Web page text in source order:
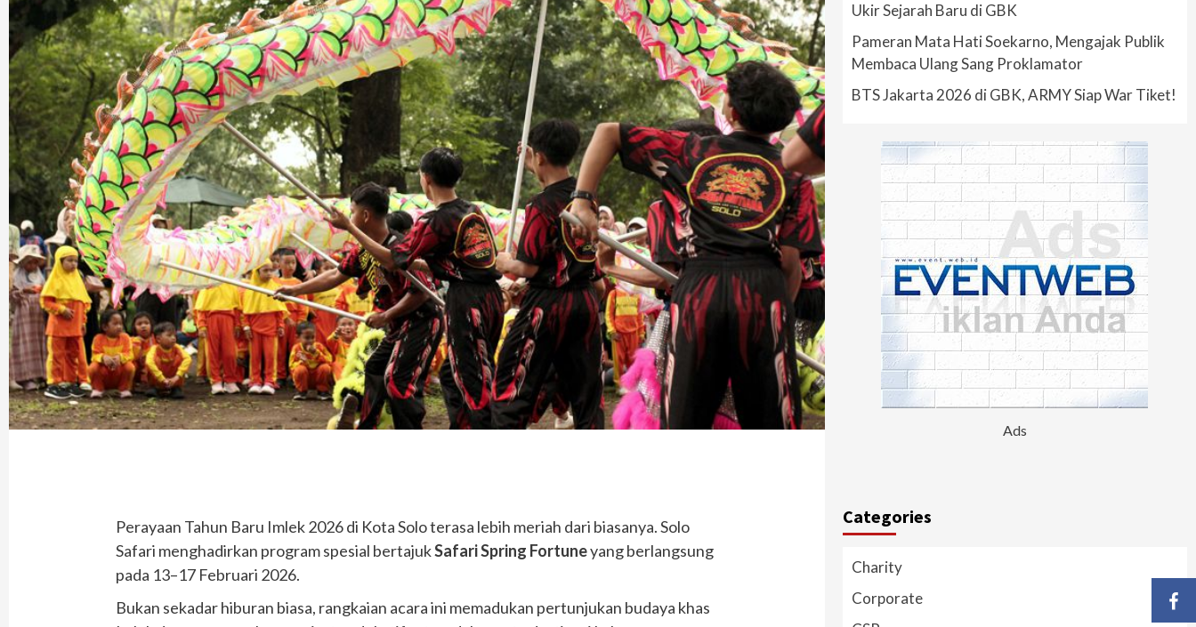
Perayaan Tahun Baru Imlek 2026 di Kota Solo terasa lebih meriah dari biasanya. Solo
Safari menghadirkan program spesial bertajukSafari Spring Fortuneyang berlangsung
pada 13–17 Februari 2026.
Bukan sekadar hiburan biasa, rangkaian acara ini memadukan pertunjukan budaya khas
Ukir Sejarah Baru di GBK
Pameran Mata Hati Soekarno, Mengajak Publik
Membaca Ulang Sang Proklamator
BTS Jakarta 2026 di GBK, ARMY Siap War Tiket!
Ads
Categories
Charity
Corporate